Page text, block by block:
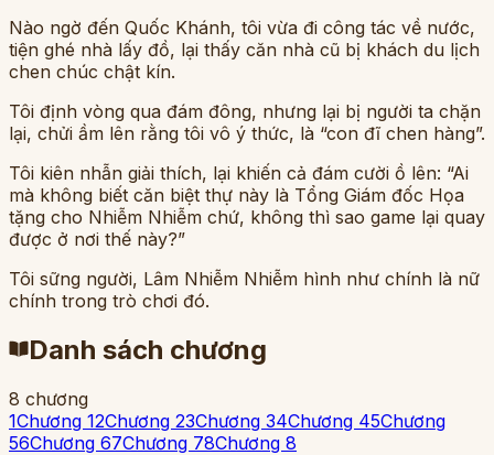
Nào ngờ đến Quốc Khánh, tôi vừa đi công tác về nước,
tiện ghé nhà lấy đồ, lại thấy căn nhà cũ bị khách du lịch
chen chúc chật kín.
Tôi định vòng qua đám đông, nhưng lại bị người ta chặn
lại, chửi ầm lên rằng tôi vô ý thức, là “con đĩ chen hàng”.
Tôi kiên nhẫn giải thích, lại khiến cả đám cười ồ lên: “Ai
mà không biết căn biệt thự này là Tổng Giám đốc Họa
tặng cho Nhiễm Nhiễm chứ, không thì sao game lại quay
được ở nơi thế này?”
Tôi sững người, Lâm Nhiễm Nhiễm hình như chính là nữ
chính trong trò chơi đó.
Danh sách chương
8 chương
1Chương 12Chương 23Chương 34Chương 45Chương
56Chương 67Chương 78Chương 8